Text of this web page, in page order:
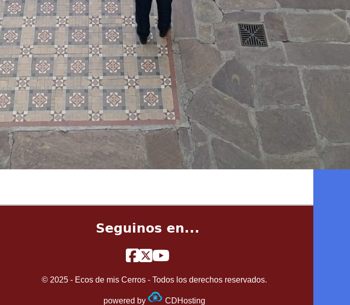
Seguinos en...
© 2025 - Ecos de mis Cerros - Todos los derechos reservados.
powered by CDHosting